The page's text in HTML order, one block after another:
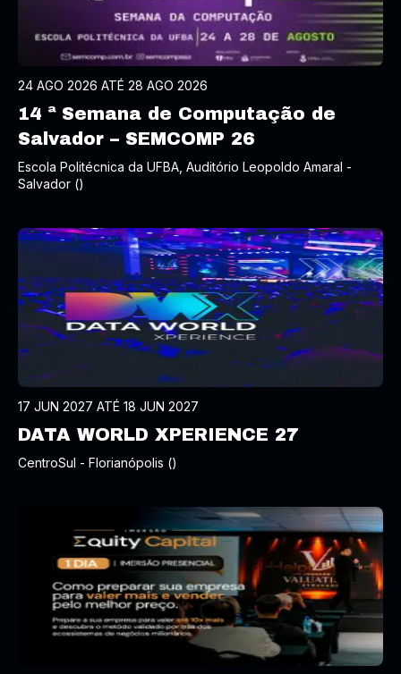
24 AGO 2026 ATÉ 28 AGO 2026
14 ª Semana de Computação de
Salvador – SEMCOMP 26
Escola Politécnica da UFBA, Auditório Leopoldo Amaral -
Salvador ()
17 JUN 2027 ATÉ 18 JUN 2027
DATA WORLD XPERIENCE 27
CentroSul - Florianópolis ()